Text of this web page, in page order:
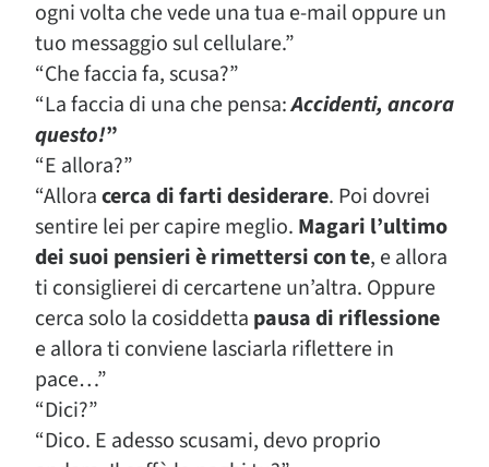
ogni volta che vede una tua e-mail oppure un
tuo messaggio sul cellulare.”
“Che faccia fa, scusa?”
“La faccia di una che pensa:Accidenti, ancora
questo!”
“E allora?”
“Alloracerca di farti desiderare. Poi dovrei
sentire lei per capire meglio. Magari l’ultimo
dei suoi pensieri è rimettersi con te, e allora
ti consiglierei di cercartene un’altra. Oppure
cerca solo la cosiddetta pausa di riflessione
e allora ti conviene lasciarla riflettere in
pace…”
“Dici?”
“Dico. E adesso scusami, devo proprio